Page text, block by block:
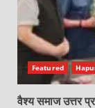
Featured
वैश्य समाज उत्तर